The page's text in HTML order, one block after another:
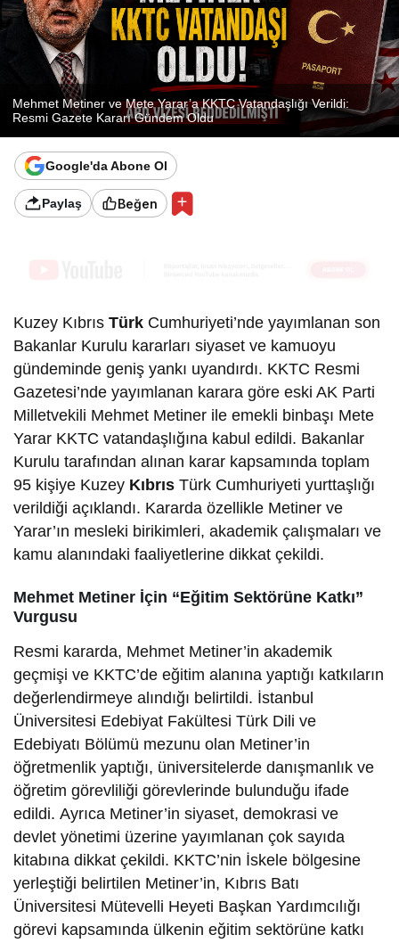
Mehmet Metiner ve Mete Yarar’a KKTC Vatandaşlığı Verildi:
Resmi Gazete Kararı Gündem Oldu
Google'da Abone Ol
Paylaş Beğen
Kuzey KıbrısTürk Cumhuriyeti’nde yayımlanan son
Bakanlar Kurulu kararları siyaset ve kamuoyu
gündeminde geniş yankı uyandırdı. KKTC Resmi
Gazetesi’nde yayımlanan karara göre eski AK Parti
Milletvekili Mehmet Metiner ile emekli binbaşı Mete
Yarar KKTC vatandaşlığına kabul edildi. Bakanlar
Kurulu tarafından alınan karar kapsamında toplam
95 kişiye Kuzey Kıbrıs Türk Cumhuriyeti yurttaşlığı
verildiği açıklandı. Kararda özellikle Metiner ve
Yarar’ın mesleki birikimleri, akademik çalışmaları ve
kamu alanındaki faaliyetlerine dikkat çekildi.
Mehmet Metiner İçin “Eğitim Sektörüne Katkı”
Vurgusu
Resmi kararda, Mehmet Metiner’in akademik
geçmişi ve KKTC’de eğitim alanına yaptığı katkıların
değerlendirmeye alındığı belirtildi. İstanbul
Üniversitesi Edebiyat Fakültesi Türk Dili ve
Edebiyatı Bölümü mezunu olan Metiner’in
öğretmenlik yaptığı, üniversitelerde danışmanlık ve
öğretim görevliliği görevlerinde bulunduğu ifade
edildi. Ayrıca Metiner’in siyaset, demokrasi ve
devlet yönetimi üzerine yayımlanan çok sayıda
kitabına dikkat çekildi. KKTC’nin İskele bölgesine
yerleştiği belirtilen Metiner’in, Kıbrıs Batı
Üniversitesi Mütevelli Heyeti Başkan Yardımcılığı
görevi kapsamında ülkenin eğitim sektörüne katkı